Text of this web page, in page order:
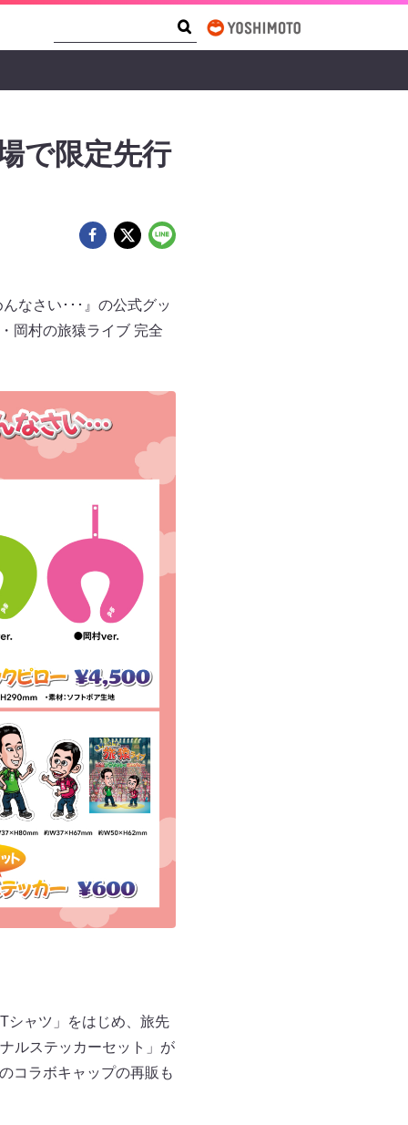
で限定先行
なさい･･･』の公式グッ
岡村の旅猿ライブ 完全
シャツ」をはじめ、旅先
ルステッカーセット」が
コラボキャップの再販も